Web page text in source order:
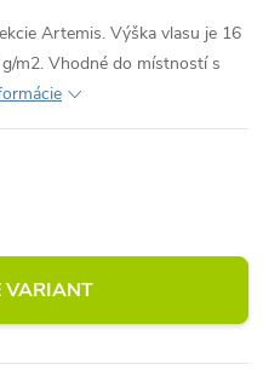
Artemis. Výška vlasu je 16
m2. Vhodné do místností s
VARIANT